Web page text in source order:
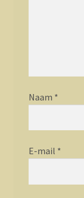
Naam *
E-mail *